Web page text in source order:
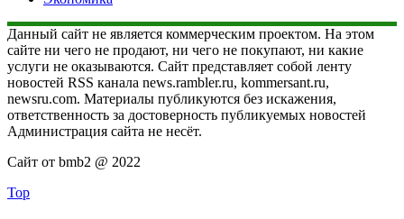
Данный сайт не является коммерческим проектом. На этом
сайте ни чего не продают, ни чего не покупают, ни какие
услуги не оказываются. Сайт представляет собой ленту
новостей RSS канала news.rambler.ru, kommersant.ru,
newsru.com. Материалы публикуются без искажения,
ответственность за достоверность публикуемых новостей
Администрация сайта не несёт.
Сайт от bmb2 @ 2022
Top